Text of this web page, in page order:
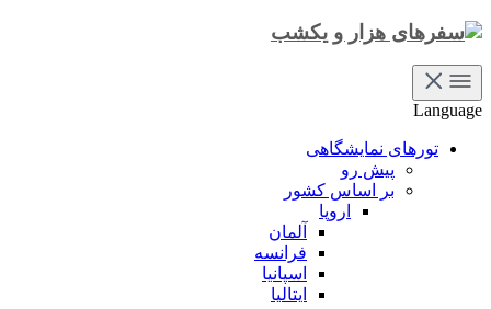
Language
تورهای نمایشگاهی
پیش رو
بر اساس کشور
اروپا
آلمان
فرانسه
اسپانیا
ایتالیا